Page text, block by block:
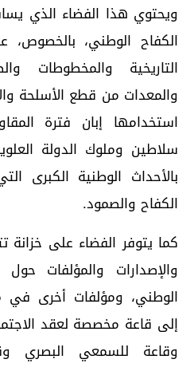
ويحتوي هذا الفضاء الذي
الكفاح الوطني، بالخصوص،
التاريخية والمخطوطات
والمعدات من قطع الأسلحة
استخدامها إبان فترة
سلاطين وملوك الدولة
بالأحداث الوطنية الكبرى
الكفاح والصمود.
كما يتوفر الفضاء على
والإصدارات والمؤلفات حول
الوطني، ومؤلفات أخرى في
إلى قاعة مخصصة لعقد
وقاعة للسمعي البصري